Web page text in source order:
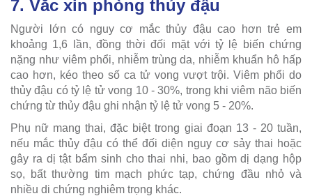
7. Vắc xin phòng thủy đậu
Người lớn có nguy cơ mắc thủy đậu cao hơn trẻ em
khoảng 1,6 lần, đồng thời đối mặt với tỷ lệ biến chứng
nặng như viêm phổi, nhiễm trùng da, nhiễm khuẩn hô hấp
cao hơn, kéo theo số ca tử vong vượt trội. Viêm phổi do
thủy đậu có tỷ lệ tử vong 10 - 30%, trong khi viêm não biến
chứng từ thủy đậu ghi nhận tỷ lệ tử vong 5 - 20%.
Phụ nữ mang thai, đặc biệt trong giai đoạn 13 - 20 tuần,
nếu mắc thủy đậu có thể đối diện nguy cơ sảy thai hoặc
gây ra dị tật bẩm sinh cho thai nhi, bao gồm dị dạng hộp
sọ, bất thường tim mạch phức tạp, chứng đầu nhỏ và
nhiều di chứng nghiêm trọng khác.